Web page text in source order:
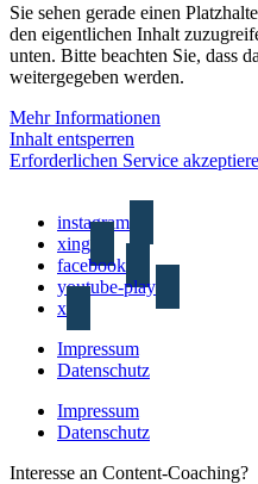
Sie sehen gerade einen
den eigentlichen Inhalt
unten. Bitte beachten Sie, dass
weitergegeben werden.
Mehr Informationen
Inhalt entsperren
Erforderlichen Service
instagram
xing
facebook
youtube-play
x
Impressum
Datenschutz
Impressum
Datenschutz
Interesse an Content-Coaching?